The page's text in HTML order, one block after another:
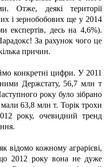
Отже, деякі території
і зернобобових ще у 2014
експертів, десь на 4,6%).
За рахунок чого це
причин.
конкретні цифри. У 2011
Держстату, 56,7 млн т
року було зібрано
63,8 млн т. Торік трохи
року, очевидний тренд
відомо кожному аграрієві,
2012 року вона не дуже